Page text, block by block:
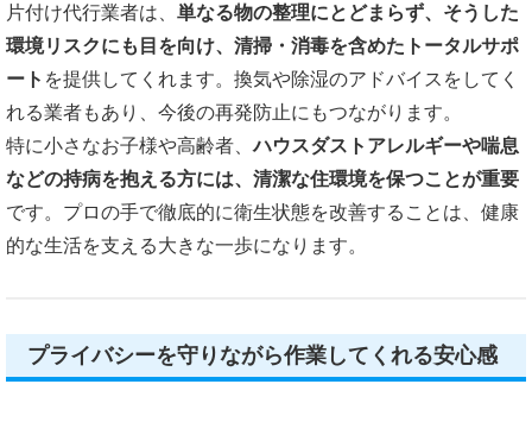
片付け代行業者は、 単なる物の整理にとどまらず、そうした
環境リスクにも目を向け、清掃・消毒を含めたトータルサポ
ート を提供してくれます。換気や除湿のアドバイスをしてく
れる業者もあり、今後の再発防止にもつながります。
特に小さなお子様や高齢者、ハウスダストアレルギーや喘息
などの持病を抱える方には、清潔な住環境を保つことが重要
です。プロの手で徹底的に衛生状態を改善することは、健康
的な生活を支える大きな一歩になります。
プライバシーを守りながら作業してくれる安心感